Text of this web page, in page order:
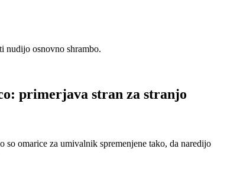
nudijo osnovno shrambo.
primerjava stran za stranjo
omarice za umivalnik spremenjene tako, da naredijo